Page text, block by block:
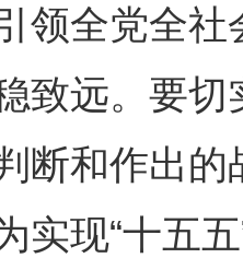
领全党全
致远。要
断和作出
实现“十五